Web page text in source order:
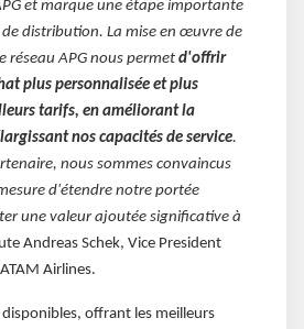
et marque une étape importante
distribution. La mise en œuvre de
réseau APG nous permet d'offrir
plus personnalisée et plus
tarifs, en améliorant la
nos capacités de service.
nous sommes convaincus
d'étendre notre portée
une valeur ajoutée significative à
Andreas Schek, Vice President
Airlines.
offrant les meilleurs